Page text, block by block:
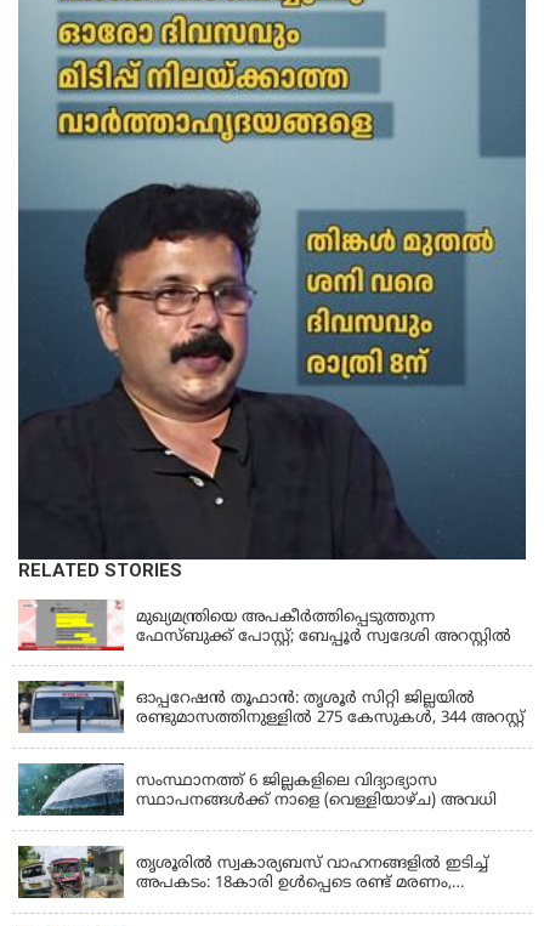
RELATED STORIES
KERALA
മുഖ്യമന്ത്രിയെ അപകീർത്തിപ്പെടുത്തുന്ന
ഫേസ്‌ബുക്ക് പോസ്റ്റ്; ബേപ്പൂർ സ്വദേശി അറസ്റ്റിൽ
ഓപ്പറേഷൻ തൂഫാൻ: തൃശൂർ സിറ്റി ജില്ലയിൽ
രണ്ടുമാസത്തിനുള്ളിൽ 275 കേസുകൾ, 344 അറസ്റ്റ്
സംസ്ഥാനത്ത് 6 ജില്ലകളിലെ വിദ്യാഭ്യാസ
സ്ഥാപനങ്ങൾക്ക് നാളെ (വെള്ളിയാഴ്ച) അവധി
തൃശൂരിൽ സ്വകാര്യബസ് വാഹനങ്ങളില്‍ ഇടിച്ച്
അപകടം: 18കാരി ഉൾപ്പെടെ രണ്ട് മരണം,